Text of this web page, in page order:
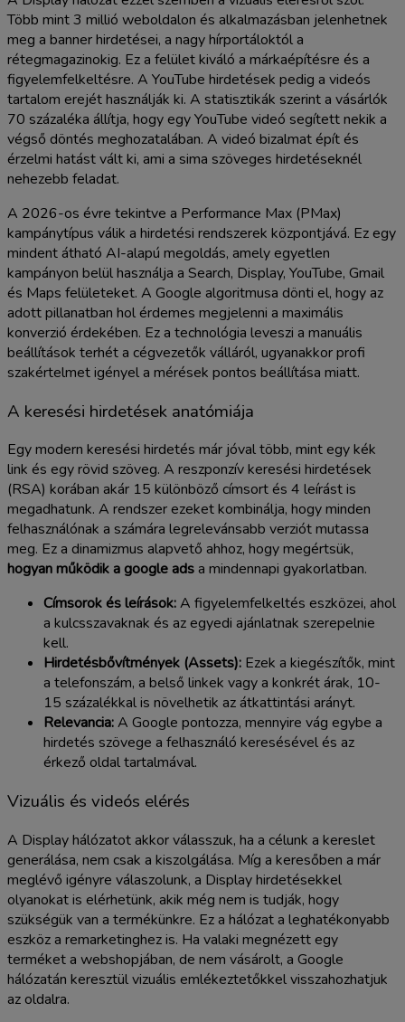
Több mint 3 millió weboldalon és alkalmazásban jelenhetnek
meg a banner hirdetései, a nagy hírportáloktól a
rétegmagazinokig. Ez a felület kiváló a márkaépítésre és a
figyelemfelkeltésre. A YouTube hirdetések pedig a videós
tartalom erejét használják ki. A statisztikák szerint a vásárlók
70 százaléka állítja, hogy egy YouTube videó segített nekik a
végső döntés meghozatalában. A videó bizalmat épít és
érzelmi hatást vált ki, ami a sima szöveges hirdetéseknél
nehezebb feladat.
A 2026-os évre tekintve a Performance Max (PMax)
kampánytípus válik a hirdetési rendszerek központjává. Ez egy
mindent átható AI-alapú megoldás, amely egyetlen
kampányon belül használja a Search, Display, YouTube, Gmail
és Maps felületeket. A Google algoritmusa dönti el, hogy az
adott pillanatban hol érdemes megjelenni a maximális
konverzió érdekében. Ez a technológia leveszi a manuális
beállítások terhét a cégvezetők válláról, ugyanakkor profi
szakértelmet igényel a mérések pontos beállítása miatt.
A keresési hirdetések anatómiája
Egy modern keresési hirdetés már jóval több, mint egy kék
link és egy rövid szöveg. A reszponzív keresési hirdetések
(RSA) korában akár 15 különböző címsort és 4 leírást is
megadhatunk. A rendszer ezeket kombinálja, hogy minden
felhasználónak a számára legrelevánsabb verziót mutassa
meg. Ez a dinamizmus alapvető ahhoz, hogy megértsük,
hogyan működik a google adsa mindennapi gyakorlatban.
Címsorok és leírások:A figyelemfelkeltés eszközei, ahol
a kulcsszavaknak és az egyedi ajánlatnak szerepelnie
kell.
Hirdetésbővítmények (Assets): Ezek a kiegészítők, mint
a telefonszám, a belső linkek vagy a konkrét árak, 10-
15 százalékkal is növelhetik az átkattintási arányt.
Relevancia:A Google pontozza, mennyire vág egybe a
hirdetés szövege a felhasználó keresésével és az
érkező oldal tartalmával.
Vizuális és videós elérés
A Display hálózatot akkor válasszuk, ha a célunk a kereslet
generálása, nem csak a kiszolgálása. Míg a keresőben a már
meglévő igényre válaszolunk, a Display hirdetésekkel
olyanokat is elérhetünk, akik még nem is tudják, hogy
szükségük van a termékünkre. Ez a hálózat a leghatékonyabb
eszköz a remarketinghez is. Ha valaki megnézett egy
terméket a webshopjában, de nem vásárolt, a Google
hálózatán keresztül vizuális emlékeztetőkkel visszahozhatjuk
az oldalra.